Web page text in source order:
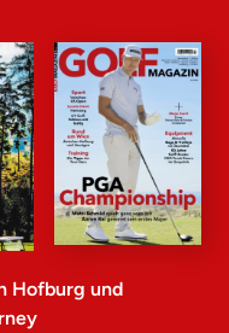
Hofburg und